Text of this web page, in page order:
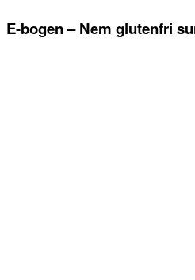
E-bogen – Nem glutenfri